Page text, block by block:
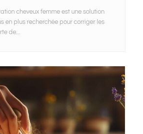
cheveux femme est une solution
en plus recherchée pour corriger les
de...